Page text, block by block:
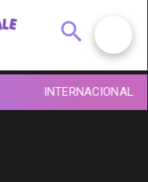
INTERNACIONAL